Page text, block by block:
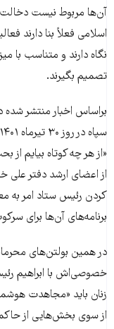
آن‌ها مربوط نیست
اسلامی فعلاً بنا دارند
نگاه دارند و متناسب با
تصمیم بگیرند.
براساس اخبار منتشر شده
«از هر چه کوتاه بیایم
از اعضای ارشد دفتر علی
کردن رئیس ستاد امر به
برنامه‌های آن‌ها برای
خصوصی‌اش با ابراهیم
زنان باید «مجاهدت
از سوی بخش‌هایی از